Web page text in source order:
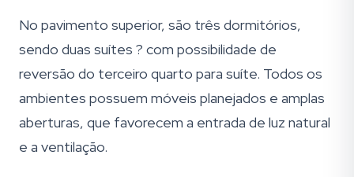
No pavimento superior, são três dormitórios,
sendo duas suítes ? com possibilidade de
reversão do terceiro quarto para suíte. Todos os
ambientes possuem móveis planejados e amplas
aberturas, que favorecem a entrada de luz natural
e a ventilação.